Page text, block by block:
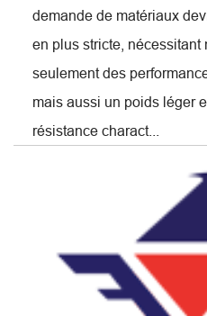
demande de matériaux
en plus stricte, nécessitant
seulement des
mais aussi un poids léger
résistance charact...